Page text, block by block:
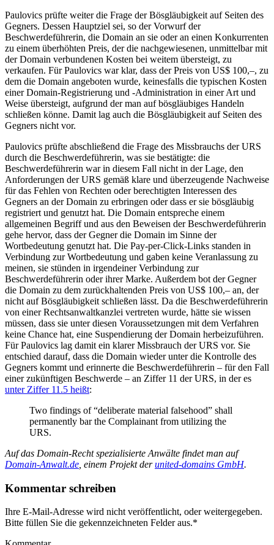
Paulovics prüfte weiter die Frage der Bösgläubigkeit auf Seiten des
Gegners. Dessen Hauptziel sei, so der Vorwurf der
Beschwerdeführerin, die Domain an sie oder an einen Konkurrenten
zu einem überhöhten Preis, der die nachgewiesenen, unmittelbar mit
der Domain verbundenen Kosten bei weitem übersteigt, zu
verkaufen. Für Paulovics war klar, dass der Preis von US$ 100,–, zu
dem die Domain angeboten wurde, keinesfalls die typischen Kosten
einer Domain-Registrierung und -Administration in einer Art und
Weise übersteigt, aufgrund der man auf bösgläubiges Handeln
schließen könne. Damit lag auch die Bösgläubigkeit auf Seiten des
Gegners nicht vor.
Paulovics prüfte abschließend die Frage des Missbrauchs der URS
durch die Beschwerdeführerin, was sie bestätigte: die
Beschwerdeführerin war in diesem Fall nicht in der Lage, den
Anforderungen der URS gemäß klare und überzeugende Nachweise
für das Fehlen von Rechten oder berechtigten Interessen des
Gegners an der Domain zu erbringen oder dass er sie bösgläubig
registriert und genutzt hat. Die Domain entspreche einem
allgemeinen Begriff und aus den Beweisen der Beschwerdeführerin
gehe hervor, dass der Gegner die Domain im Sinne der
Wortbedeutung genutzt hat. Die Pay-per-Click-Links standen in
Verbindung zur Wortbedeutung und gaben keine Veranlassung zu
meinen, sie stünden in irgendeiner Verbindung zur
Beschwerdeführerin oder ihrer Marke. Außerdem bot der Gegner
die Domain zu dem zurückhaltenden Preis von US$ 100,– an, der
nicht auf Bösgläubigkeit schließen lässt. Da die Beschwerdeführerin
von einer Rechtsanwaltkanzlei vertreten wurde, hätte sie wissen
müssen, dass sie unter diesen Voraussetzungen mit dem Verfahren
keine Chance hat, eine Suspendierung der Domain herbeizuführen.
Für Paulovics lag damit ein klarer Missbrauch der URS vor. Sie
entschied darauf, dass die Domain wieder unter die Kontrolle des
Gegners kommt und erinnerte die Beschwerdeführerin – für den Fall
einer zukünftigen Beschwerde – an Ziffer 11 der URS, in der es
unter Ziffer 11.5 heißt:
Two findings of “deliberate material falsehood” shall
permanently bar the Complainant from utilizing the
URS.
Auf das Domain-Recht spezialisierte Anwälte findet man auf
Domain-Anwalt.de , einem Projekt derunited-domains GmbH.
Kommentar schreiben
Ihre E-Mail-Adresse wird nicht veröffentlicht, oder weitergegeben.
Bitte füllen Sie die gekennzeichneten Felder aus.*